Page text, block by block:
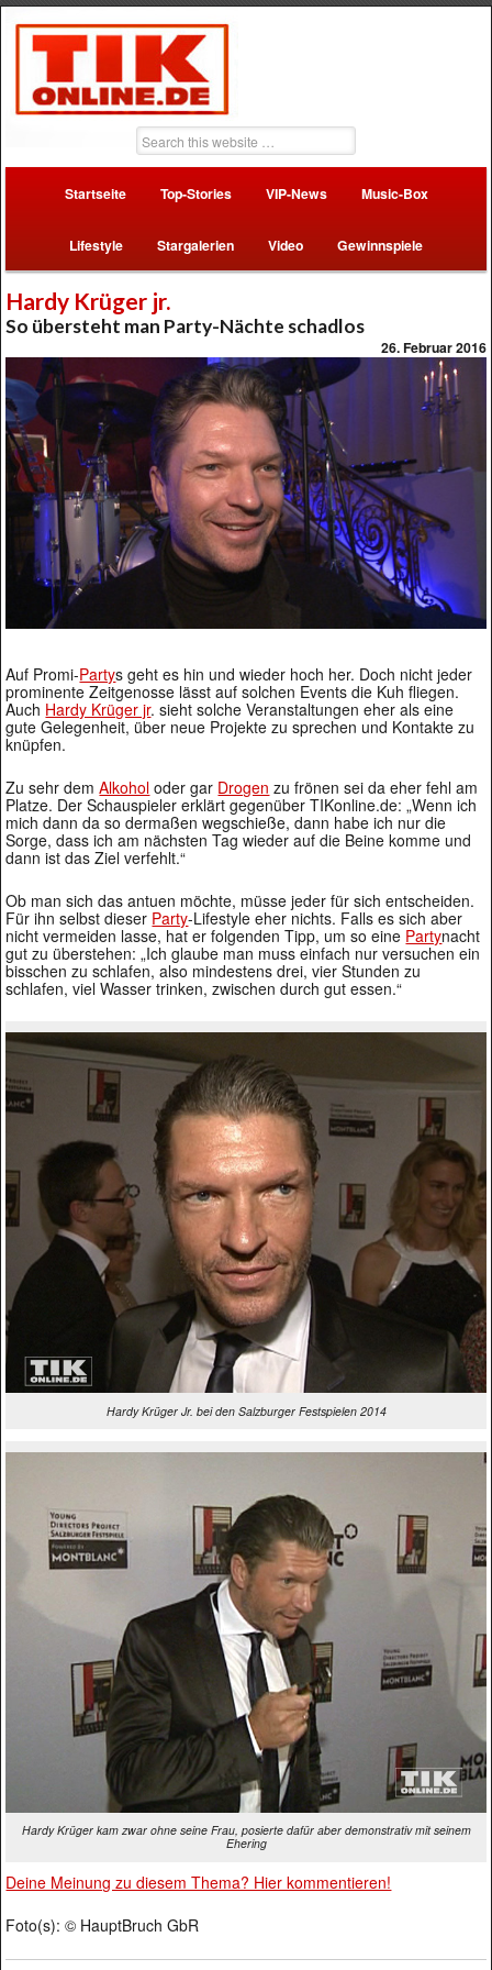
Startseite Top-Stories VIP-News Music-Box
Lifestyle Stargalerien Video Gewinnspiele
Hardy Krüger jr.
So übersteht man Party-Nächte schadlos
26. Februar 2016
Auf Promi-Partys geht es hin und wieder hoch her. Doch nicht jeder
prominente Zeitgenosse lässt auf solchen Events die Kuh fliegen.
Auch Hardy Krüger jr. sieht solche Veranstaltungen eher als eine
gute Gelegenheit, über neue Projekte zu sprechen und Kontakte zu
knüpfen.
Zu sehr demAlkohol oder gar Drogen zu frönen sei da eher fehl am
Platze. Der Schauspieler erklärt gegenüber TIKonline.de: „Wenn ich
mich dann da so dermaßen wegschieße, dann habe ich nur die
Sorge, dass ich am nächsten Tag wieder auf die Beine komme und
dann ist das Ziel verfehlt.“
Ob man sich das antuen möchte, müsse jeder für sich entscheiden.
Für ihn selbst dieser Party-Lifestyle eher nichts. Falls es sich aber
nicht vermeiden lasse, hat er folgenden Tipp, um so eine Partynacht
gut zu überstehen: „Ich glaube man muss einfach nur versuchen ein
bisschen zu schlafen, also mindestens drei, vier Stunden zu
schlafen, viel Wasser trinken, zwischen durch gut essen.“
Hardy Krüger Jr. bei den Salzburger Festspielen 2014
Hardy Krüger kam zwar ohne seine Frau, posierte dafür aber demonstrativ mit seinem
Ehering
Deine Meinung zu diesem Thema? Hier kommentieren!
Foto(s): © HauptBruch GbR